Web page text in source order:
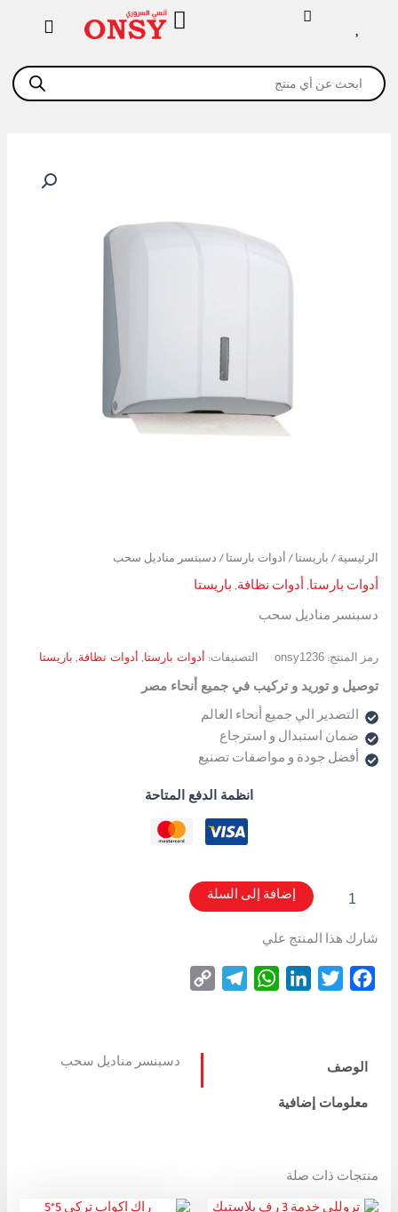
Products
search
الرئيسية / باريستا / أدوات بارستا / دسبنسر مناديل سحب
أدوات بارستا, أدوات نظافة, باريستا
دسبنسر مناديل سحب
رمز المنتج:onsy1236 التصنيفات: أدوات بارستا, أدوات نظافة, باريستا
توصيل و توريد و تركيب في جميع أنحاء مصر
التصدير الي جميع أنحاء العالم
ضمان استبدال و استرجاع
أفضل جودة و مواصفات تصنيع
انظمة الدفع المتاحة
إضافة إلى السلة
شارك هذا المنتج علي
Facebook
Twitter
LinkedIn
WhatsApp
Telegram
الوصف
معلومات إضافية
دسبنسر مناديل سحب
منتجات ذات صلة